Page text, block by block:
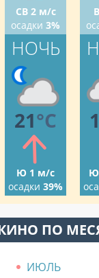
СВ 2 м/с
осадки 3%
НОЧЬ
21°C
Ю 1 м/с
осадки 39%
ПО
ИЮЛЬ